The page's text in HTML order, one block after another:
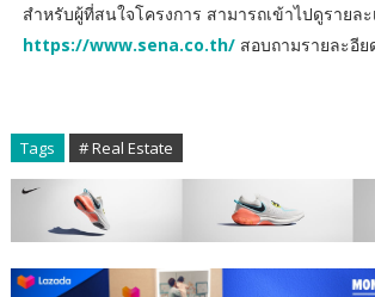
สำหรับผู้ที่สนใจโครงการ สามารถเข้าไปดูรายล
https://www.sena.co.th/สอบถามรายละอีย
Tags # Real Estate